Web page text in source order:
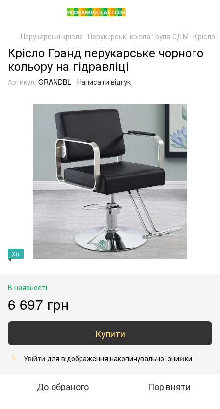
Перукарські крісла Перукарські крісла Група СДМ Крісло
Крісло Гранд перукарське чорного
кольору на гідравліці
Артикул: GRANDBL Написати відгук
Хіт
В наявності
6 697 грн
Купити
% Увійти для відображення накопичувальної знижки
До обраного Порівняти